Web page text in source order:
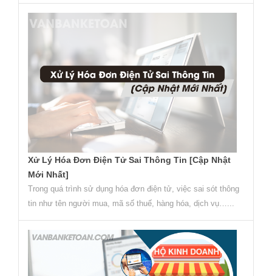
Xử Lý Hóa Đơn Điện Tử Sai Thông Tin [Cập Nhật
Mới Nhất]
Trong quá trình sử dụng hóa đơn điện tử, việc sai sót thông
tin như tên người mua, mã số thuế, hàng hóa, dịch vụ…...